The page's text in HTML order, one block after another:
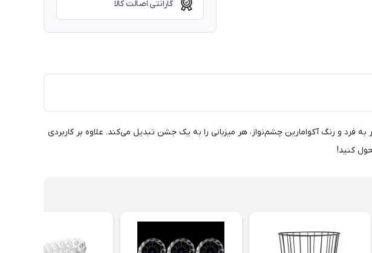
گارانتی اصالت کالا
به فرد و رنگ آکوامارین چشم‌نواز، هر میزبانی را به یک جشن تبدیل می‌کند. علاوه بر کاربردی
کنید!